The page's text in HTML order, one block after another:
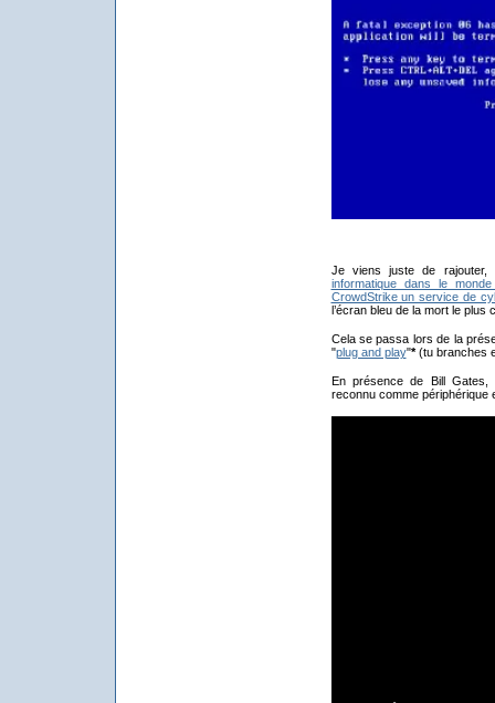
Je viens juste de
informatique dans le
CrowdStrike un service de
l’écran bleu de la mort le plus
Cela se passa lors de la
"plug and play"*(tu branches
En présence de Bill
reconnu comme périphérique